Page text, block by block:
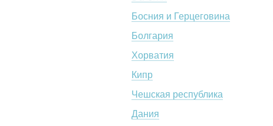
Босния и Герцеговина
Болгария
Хорватия
Кипр
Чешская республика
Дания